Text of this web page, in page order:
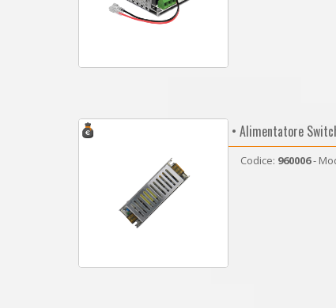
• Alimentatore
Codice: 960006-